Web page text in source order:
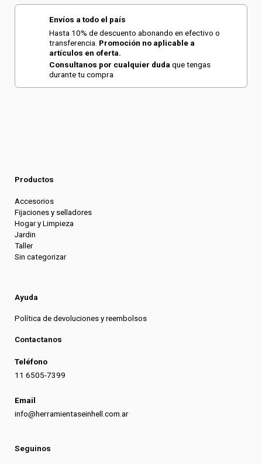
Envíos a todo el país
Hasta 10% de descuento abonando en efectivo o
transferencia. Promoción no aplicable a
artículos en oferta.
Consultanos por cualquier duda que tengas
durante tu compra
Productos
Accesorios
Fijaciones y selladores
Hogar y Limpieza
Jardin
Taller
Sin categorizar
Ayuda
Política de devoluciones y reembolsos
Contactanos
Teléfono
11 6505-7399
Email
info@herramientaseinhell.com.ar
Seguinos